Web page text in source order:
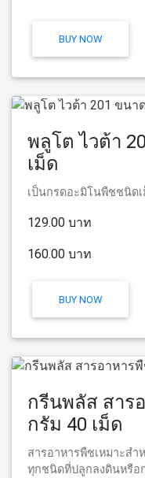
BUY NOW
พลูโต ไวต้า
เม็ด
เป็นกรดอะมิโนพืชชนิด
129.00 บาท
160.00 บาท
BUY NOW
กรีนพลัส สาร
กรัม 40 เม็ด
สารอาหารพืชเหมาะสำ
ทุกชนิดที่ปลูกลงดินหรือ